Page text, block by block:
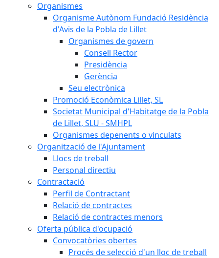
Organismes
Organisme Autònom Fundació Residència
d'Avis de la Pobla de Lillet
Organismes de govern
Consell Rector
Presidència
Gerència
Seu electrònica
Promoció Econòmica Lillet, SL
Societat Municipal d'Habitatge de la Pobla
de Lillet, SLU - SMHPL
Organismes depenents o vinculats
Organització de l'Ajuntament
Llocs de treball
Personal directiu
Contractació
Perfil de Contractant
Relació de contractes
Relació de contractes menors
Oferta pública d'ocupació
Convocatòries obertes
Procés de selecció d'un lloc de treball